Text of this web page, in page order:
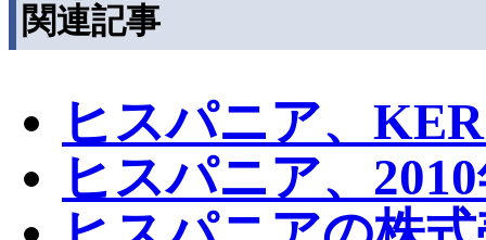
関連記事
ヒスパニア、
ヒスパニア、